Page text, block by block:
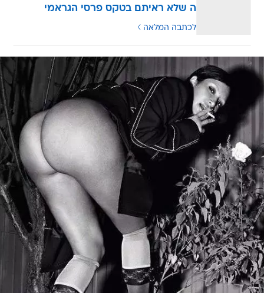
ה שלא ראיתם בטקס פרסי הגראמי
לכתבה המלאה